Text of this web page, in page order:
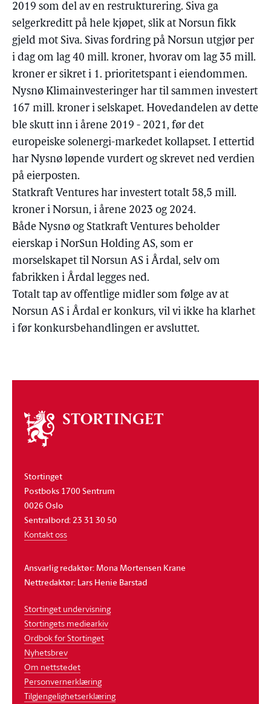
2019 som del av en restrukturering. Siva ga
selgerkreditt på hele kjøpet, slik at Norsun fikk
gjeld mot Siva. Sivas fordring på Norsun utgjør per
i dag om lag 40 mill. kroner, hvorav om lag 35 mill.
kroner er sikret i 1. prioritetspant i eiendommen.
Nysnø Klimainvesteringer har til sammen investert
167 mill. kroner i selskapet. Hovedandelen av dette
ble skutt inn i årene 2019 - 2021, før det
europeiske solenergi-markedet kollapset. I ettertid
har Nysnø løpende vurdert og skrevet ned verdien
på eierposten.
Statkraft Ventures har investert totalt 58,5 mill.
kroner i Norsun, i årene 2023 og 2024.
Både Nysnø og Statkraft Ventures beholder
eierskap i NorSun Holding AS, som er
morselskapet til Norsun AS i Årdal, selv om
fabrikken i Årdal legges ned.
Totalt tap av offentlige midler som følge av at
Norsun AS i Årdal er konkurs, vil vi ikke ha klarhet
i før konkursbehandlingen er avsluttet.
Om
stortinget
Stortinget
Postboks 1700 Sentrum
0026 Oslo
Sentralbord: 23 31 30 50
Kontakt oss
Ansvarlig redaktør: Mona Mortensen Krane
Nettredaktør: Lars Henie Barstad
Stortinget undervisning
Stortingets mediearkiv
Ordbok for Stortinget
Nyhetsbrev
Om nettstedet
Personvernerklæring
Tilgjengelighetserklæring